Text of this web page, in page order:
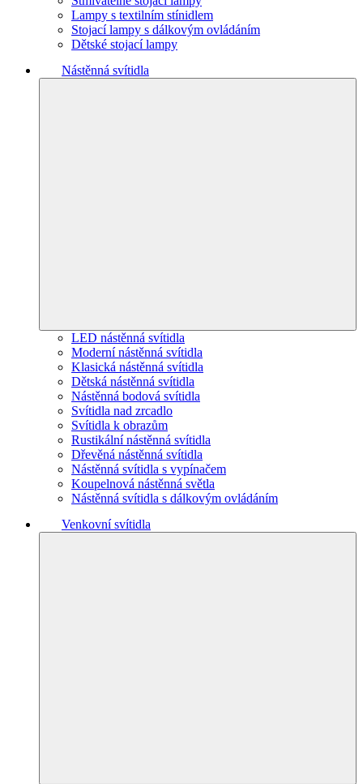
Lampy s textilním stínidlem
Stojací lampy s dálkovým ovládáním
Dětské stojací lampy
Nástěnná svítidla
LED nástěnná svítidla
Moderní nástěnná svítidla
Klasická nástěnná svítidla
Dětská nástěnná svítidla
Nástěnná bodová svítidla
Svítidla nad zrcadlo
Svítidla k obrazům
Rustikální nástěnná svítidla
Dřevěná nástěnná svítidla
Nástěnná svítidla s vypínačem
Koupelnová nástěnná světla
Nástěnná svítidla s dálkovým ovládáním
Venkovní svítidla